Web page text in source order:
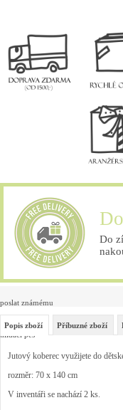
Do
poslat známému
hlídací pes
Popis zboží Příbuzné zboží
Jutový koberec využijete do
rozměr: 70 x 140 cm
V inventáři se nachází 2 ks.